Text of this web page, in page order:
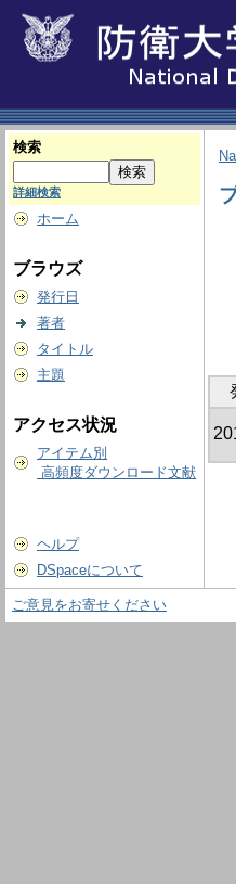
検索
詳細検索
ホーム
ブラウズ
発行日
著者
タイトル
主題
アクセス状況
アイテム別
高頻度ダウンロード文献
ヘルプ
DSpaceについて
ご意見をお寄せください